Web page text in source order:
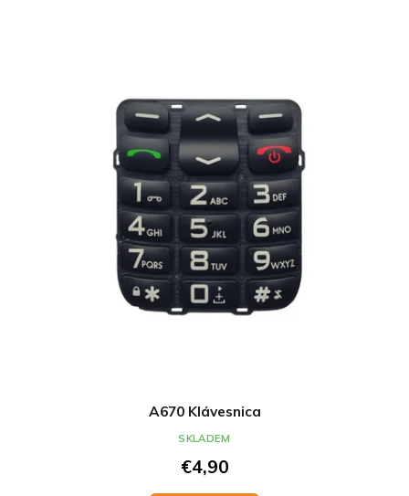
A670 Klávesnica
€4,90
SKLADEM